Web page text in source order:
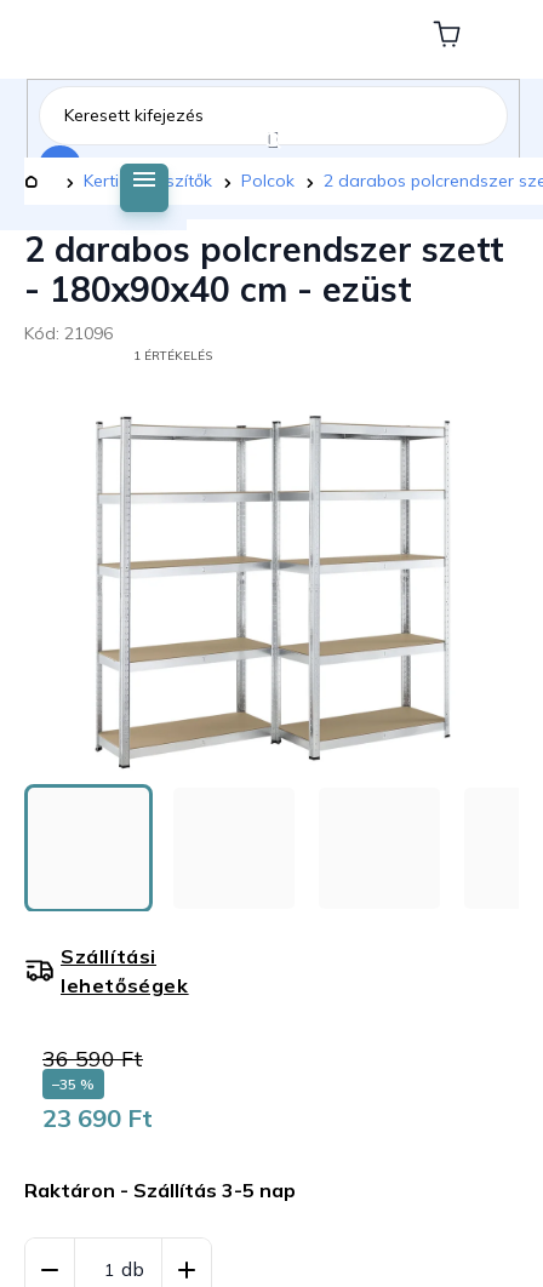
tartalomhoz
Kosár
Kezdőlap
Kerti kiegészítők Polcok 2 darabos polcrendszer
2 darabos polcrendszer szett
- 180x90x40 cm - ezüst
Kód: 21096
ÉRTÉKELÉSE
CSILLAG.
1 ÉRTÉKELÉS
36 590 Ft
–35 %
23 690 Ft
Raktáron - Szállítás 3-5 nap
Szállítási
lehetőségek